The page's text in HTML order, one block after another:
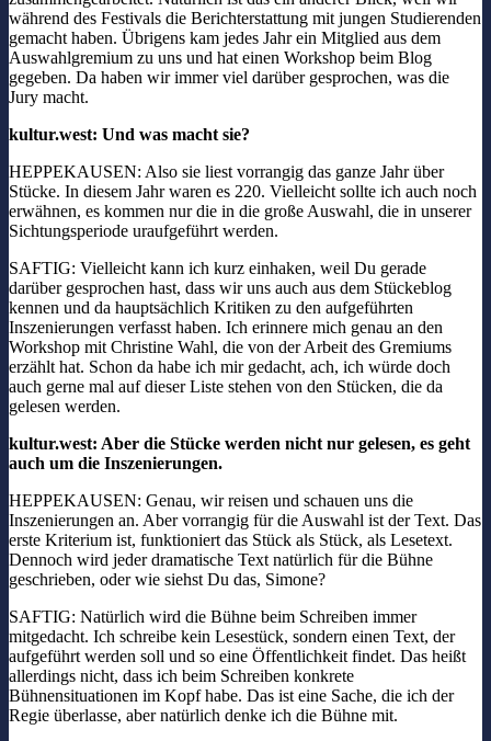
während des Festivals die Berichterstattung mit jungen Studierenden
gemacht haben. Übrigens kam jedes Jahr ein Mitglied aus dem
Auswahlgremium zu uns und hat einen Workshop beim Blog
gegeben. Da haben wir immer viel darüber gesprochen, was die
Jury macht.
kultur.west: Und was macht sie?
HEPPEKAUSEN: Also sie liest vorrangig das ganze Jahr über
Stücke. In diesem Jahr waren es 220. Vielleicht sollte ich auch noch
erwähnen, es kommen nur die in die große Auswahl, die in unserer
Sichtungsperiode uraufgeführt werden.
SAFTIG: Vielleicht kann ich kurz einhaken, weil Du gerade
darüber gesprochen hast, dass wir uns auch aus dem Stückeblog
kennen und da hauptsächlich Kritiken zu den aufgeführten
Inszenierungen verfasst haben. Ich erinnere mich genau an den
Workshop mit Christine Wahl, die von der Arbeit des Gremiums
erzählt hat. Schon da habe ich mir gedacht, ach, ich würde doch
auch gerne mal auf dieser Liste stehen von den Stücken, die da
gelesen werden.
kultur.west: Aber die Stücke werden nicht nur gelesen, es geht
auch um die Inszenierungen.
HEPPEKAUSEN: Genau, wir reisen und schauen uns die
Inszenierungen an. Aber vorrangig für die Auswahl ist der Text. Das
erste Kriterium ist, funktioniert das Stück als Stück, als Lesetext.
Dennoch wird jeder dramatische Text natürlich für die Bühne
geschrieben, oder wie siehst Du das, Simone?
SAFTIG: Natürlich wird die Bühne beim Schreiben immer
mitgedacht. Ich schreibe kein Lesestück, sondern einen Text, der
aufgeführt werden soll und so eine Öffentlichkeit findet. Das heißt
allerdings nicht, dass ich beim Schreiben konkrete
Bühnensituationen im Kopf habe. Das ist eine Sache, die ich der
Regie überlasse, aber natürlich denke ich die Bühne mit.